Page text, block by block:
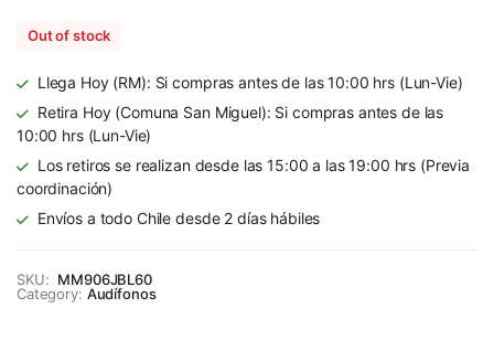
Out of stock
Llega Hoy (RM): Si compras antes de las 10:00 hrs (Lun-Vie)
Retira Hoy (Comuna San Miguel): Si compras antes de las
10:00 hrs (Lun-Vie)
Los retiros se realizan desde las 15:00 a las 19:00 hrs (Previa
coordinación)
Envíos a todo Chile desde 2 días hábiles
SKU: MM906JBL60
Category: Audífonos